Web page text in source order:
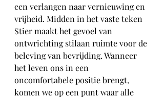
een verlangen naar vernieuwing en
vrijheid. Midden in het vaste teken
Stier maakt het gevoel van
ontwrichting stilaan ruimte voor de
beleving van bevrijding. Wanneer
het leven ons in een
oncomfortabele positie brengt,
komen we op een punt waar alle